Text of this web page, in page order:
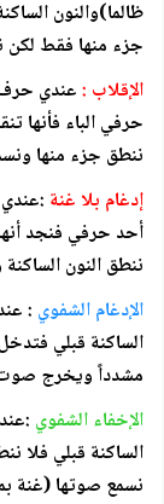
ظالما)والنون
جزء منها فقط لكن
الإقلاب :عندي حرف
حرفي الباء فأنها
ننطق جزء منها
إدغام بلا غنة
أحد حرفي فنجد
ننطق النون
الإدغام الشفوي :
الساكنة قبلي
مشدداً ويخرج صوت
الإخفاء الشفوي
الساكنة قبلي فلا
نسمع صوتها (غنة